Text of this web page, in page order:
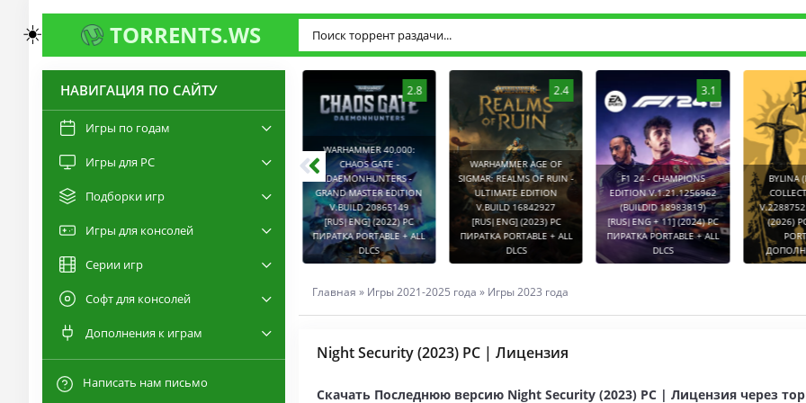
TORRENTS.WS
НАВИГАЦИЯ ПО САЙТУ
Игры по годам
Игры для PC
Подборки игр
Игры для консолей
Серии игр
Софт для консолей
Дополнения к играм
Написать нам письмо
3.0
RESIDENT EVIL 9:
REQUIEM - DELUXE
EDITION V.BUILD
(2026) PC ПИРАТКА
[RUS|ENG] (2026) PC
2.8
WARHAMMER 40,000:
CHAOS GATE -
DAEMONHUNTERS -
GRAND MASTER EDITION
V.BUILD 20865149
[RUS|ENG] (2022) PC
ПИРАТКА PORTABLE + ALL
DLCS
2.4
WARHAMMER AGE OF
SIGMAR: REALMS OF RUIN -
ULTIMATE EDITION
V.BUILD 16842927
[RUS|ENG] (2023) PC
ПИРАТКА PORTABLE + ALL
DLCS
3.1
F1 24 - CHAMPIONS
EDITION V.1.21.1256962
(BUILDID 18983819)
[RUS|ENG + 11] (2024) PC
ПИРАТКА PORTABLE + ALL
DLCS
BYLINA
(2026)
Главная » Игры 2021-2025 года » Игры 2023 года
Night Security (2023) PC | Лицензия
Скачать Последнюю версию Night Security (2023) PC | Лицензия через
☀️